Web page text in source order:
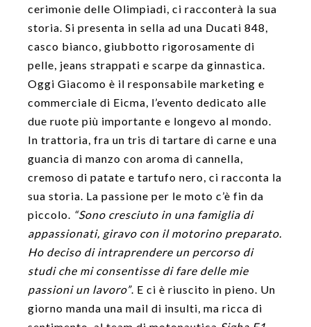
cerimonie delle Olimpiadi, ci racconterà la sua
storia. Si presenta in sella ad una Ducati 848,
casco bianco, giubbotto rigorosamente di
pelle, jeans strappati e scarpe da ginnastica.
Oggi Giacomo è il responsabile marketing e
commerciale di Eicma, l’evento dedicato alle
due ruote più importante e longevo al mondo.
In trattoria, fra un tris di tartare di carne e una
guancia di manzo con aroma di cannella,
cremoso di patate e tartufo nero, ci racconta la
sua storia. La passione per le moto c’è fin da
piccolo. “Sono cresciuto in una famiglia di
appassionati, giravo con il motorino preparato.
Ho deciso di intraprendere un percorso di
studi che mi consentisse di fare delle mie
passioni un lavoro”. E ci è riuscito in pieno. Un
giorno manda una mail di insulti, ma ricca di